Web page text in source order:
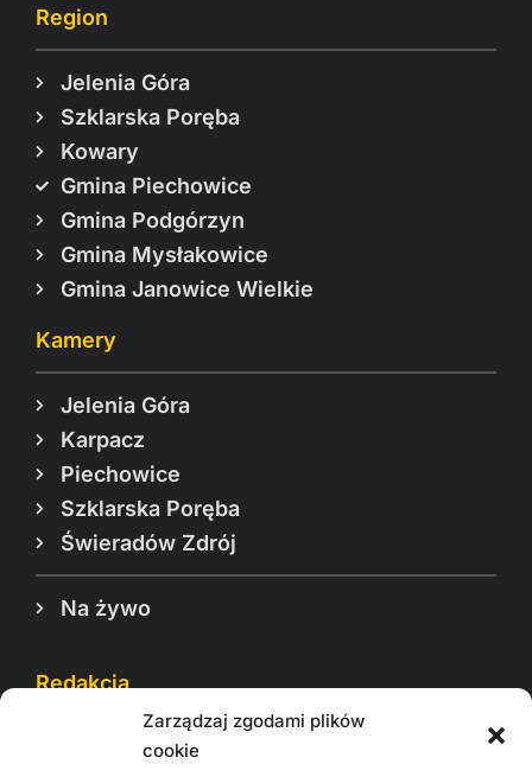
Zarządzaj zgodami plików
cookie
Region
Jelenia Góra
Szklarska Poręba
Kowary
Gmina Piechowice
Gmina Podgórzyn
Gmina Mysłakowice
Gmina Janowice Wielkie
Kamery
Jelenia Góra
Karpacz
Piechowice
Szklarska Poręba
Świeradów Zdrój
Na żywo
Redakcja
Reklama